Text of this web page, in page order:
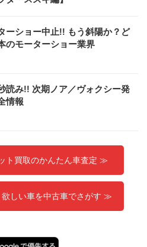
ーショー中止!! もう斜陽か？ど
のモーターショー業界
読み!! 次期ノア／ヴォクシー発
情報
ト買取のかんたん車査定 ≫
しい車を中古車でさがす ≫